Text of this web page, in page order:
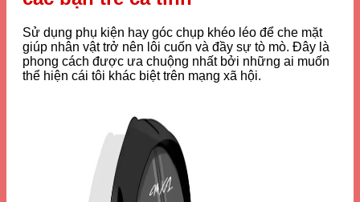
Sử dụng phụ kiện hay góc chụp khéo léo để che mặt
giúp nhân vật trở nên lôi cuốn và đầy sự tò mò. Đây là
phong cách được ưa chuộng nhất bởi những ai muốn
thể hiện cái tôi khác biệt trên mạng xã hội.